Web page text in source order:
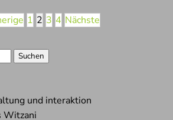
1 2 3 4 Nächste
und interaktion
Witzani